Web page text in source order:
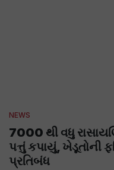
NEWS
7000 થી વધુ
પત્તું કપાયું, ખેડૂતોની
પ્રતિબંધ